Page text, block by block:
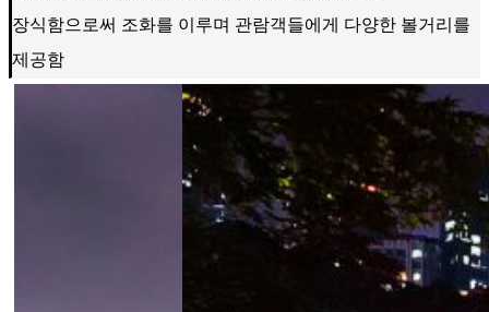
장식함으로써 조화를 이루며 관람객들에게 다양한 볼거리를
제공함